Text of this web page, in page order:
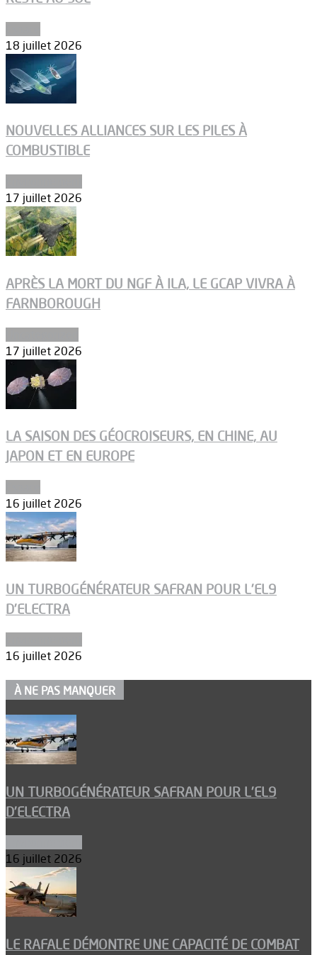
18 juillet 2026
NOUVELLES ALLIANCES SUR LES PILES À
COMBUSTIBLE
17 juillet 2026
APRÈS LA MORT DU NGF À ILA, LE GCAP VIVRA À
FARNBOROUGH
17 juillet 2026
LA SAISON DES GÉOCROISEURS, EN CHINE, AU
JAPON ET EN EUROPE
16 juillet 2026
UN TURBOGÉNÉRATEUR SAFRAN POUR L’EL9
D’ELECTRA
16 juillet 2026
À NE PAS MANQUER
UN TURBOGÉNÉRATEUR SAFRAN POUR L’EL9
D’ELECTRA
16 juillet 2026
LE RAFALE DÉMONTRE UNE CAPACITÉ DE COMBAT